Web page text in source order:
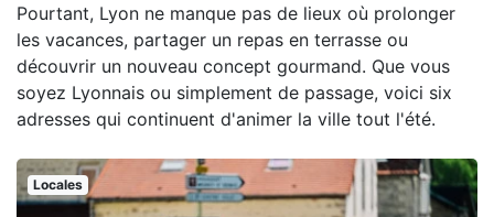
Pourtant, Lyon ne manque pas de lieux où prolonger
les vacances, partager un repas en terrasse ou
découvrir un nouveau concept gourmand. Que vous
soyez Lyonnais ou simplement de passage, voici six
adresses qui continuent d'animer la ville tout l'été.
Locales